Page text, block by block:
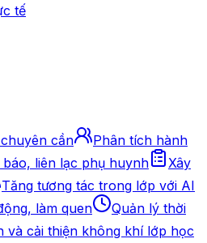
tế
cần
Phân tích hành
báo, liên lạc phụ huynh
Xây
Tăng tương tác trong lớp với AI
làm quen
Quản lý thời
và cải thiện không khí lớp học